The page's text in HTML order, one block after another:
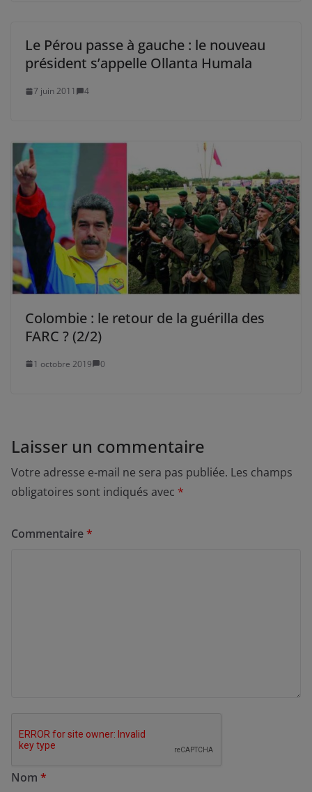
Le Pérou passe à gauche : le nouveau
président s’appelle Ollanta Humala
7 juin 2011 4
Colombie : le retour de la guérilla des
FARC ? (2/2)
1 octobre 2019 0
Laisser un commentaire
Votre adresse e-mail ne sera pas publiée. Les champs
obligatoires sont indiqués avec *
Commentaire*
Nom *